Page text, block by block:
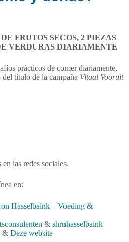
FRUTOS SECOS, 2 PIEZAS
VERDURAS DIARIAMENTE
prácticos de comer diariamente,
título de la campaña Vitaal Vooruit
las redes sociales.
en:
Hasselbaink – Voeding &
& shrnhasselbaink
& Deze website